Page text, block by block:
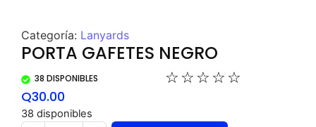
Categoría: Lanyards
PORTA GAFETES NEGRO
38 DISPONIBLES ☆ ☆ ☆ ☆ ☆
Q30.00
38 disponibles